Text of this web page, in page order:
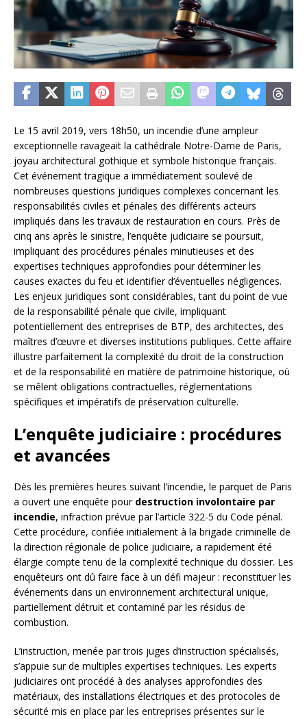
Le 15 avril 2019, vers 18h50, un incendie d’une ampleur
exceptionnelle ravageait la cathédrale Notre-Dame de Paris,
joyau architectural gothique et symbole historique français.
Cet événement tragique a immédiatement soulevé de
nombreuses questions juridiques complexes concernant les
responsabilités civiles et pénales des différents acteurs
impliqués dans les travaux de restauration en cours. Près de
cinq ans après le sinistre, l’enquête judiciaire se poursuit,
impliquant des procédures pénales minutieuses et des
expertises techniques approfondies pour déterminer les
causes exactes du feu et identifier d’éventuelles négligences.
Les enjeux juridiques sont considérables, tant du point de vue
de la responsabilité pénale que civile, impliquant
potentiellement des entreprises de BTP, des architectes, des
maîtres d’œuvre et diverses institutions publiques. Cette affaire
illustre parfaitement la complexité du droit de la construction
et de la responsabilité en matière de patrimoine historique, où
se mêlent obligations contractuelles, réglementations
spécifiques et impératifs de préservation culturelle.
L’enquête judiciaire : procédures
et avancées
Dès les premières heures suivant l’incendie, le parquet de Paris
a ouvert une enquête pour destruction involontaire par
incendie, infraction prévue par l’article 322-5 du Code pénal.
Cette procédure, confiée initialement à la brigade criminelle de
la direction régionale de police judiciaire, a rapidement été
élargie compte tenu de la complexité technique du dossier. Les
enquêteurs ont dû faire face à un défi majeur : reconstituer les
événements dans un environnement architectural unique,
partiellement détruit et contaminé par les résidus de
combustion.
L’instruction, menée par trois juges d’instruction spécialisés,
s’appuie sur de multiples expertises techniques. Les experts
judiciaires ont procédé à des analyses approfondies des
matériaux, des installations électriques et des protocoles de
sécurité mis en place par les entreprises présentes sur le